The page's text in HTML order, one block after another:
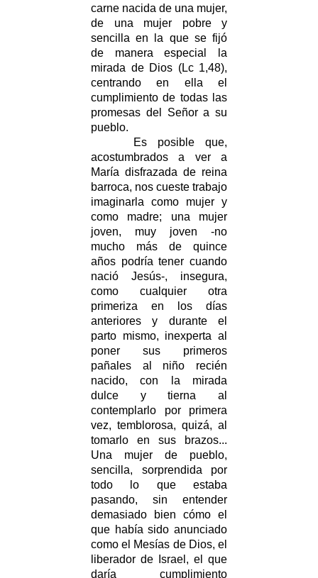
carne nacida de una mujer,
de una mujer pobre y
sencilla en la que se fijó
de manera especial la
mirada de Dios (Lc 1,48),
centrando en ella el
cumplimiento de todas las
promesas del Señor a su
pueblo.
Es posible que,
acostumbrados a ver a
María disfrazada de reina
barroca, nos cueste trabajo
imaginarla como mujer y
como madre; una mujer
joven, muy joven -no
mucho más de quince
años podría tener cuando
nació Jesús-, insegura,
como cualquier otra
primeriza en los días
anteriores y durante el
parto mismo, inexperta al
poner sus primeros
pañales al niño recién
nacido, con la mirada
dulce y tierna al
contemplarlo por primera
vez, temblorosa, quizá, al
tomarlo en sus brazos...
Una mujer de pueblo,
sencilla, sorprendida por
todo lo que estaba
pasando, sin entender
demasiado bien cómo el
que había sido anunciado
como el Mesías de Dios, el
liberador de Israel, el que
daría cumplimiento